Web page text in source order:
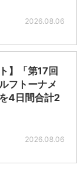
2026.08.06
】「第17回
フトーナメ
4日間合計2
2026.08.06